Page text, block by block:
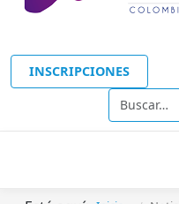
INSCRIPCIONES
Buscar